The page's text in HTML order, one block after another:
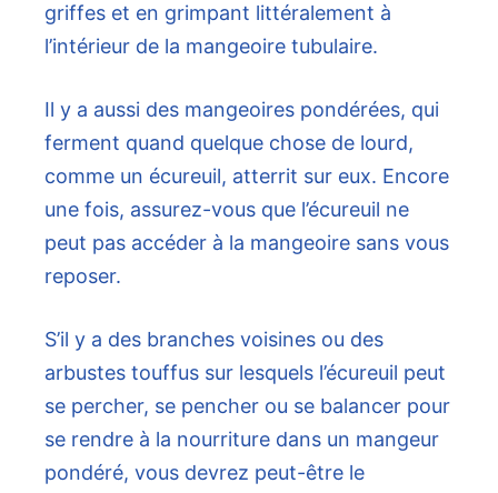
griffes et en grimpant littéralement à
l’intérieur de la mangeoire tubulaire.
Il y a aussi des mangeoires pondérées, qui
ferment quand quelque chose de lourd,
comme un écureuil, atterrit sur eux. Encore
une fois, assurez-vous que l’écureuil ne
peut pas accéder à la mangeoire sans vous
reposer.
S’il y a des branches voisines ou des
arbustes touffus sur lesquels l’écureuil peut
se percher, se pencher ou se balancer pour
se rendre à la nourriture dans un mangeur
pondéré, vous devrez peut-être le